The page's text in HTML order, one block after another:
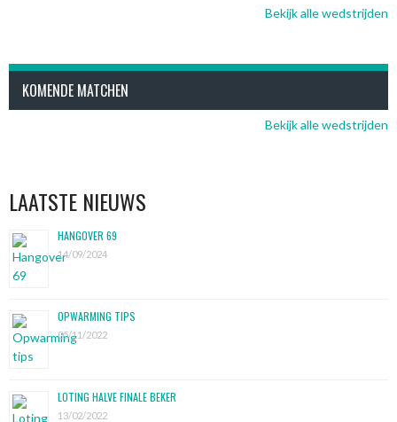
Bekijk alle wedstrijden
KOMENDE MATCHEN
Bekijk alle wedstrijden
LAATSTE NIEUWS
HANGOVER 69
14/09/2024
OPWARMING TIPS
05/11/2022
LOTING HALVE FINALE BEKER
13/02/2022